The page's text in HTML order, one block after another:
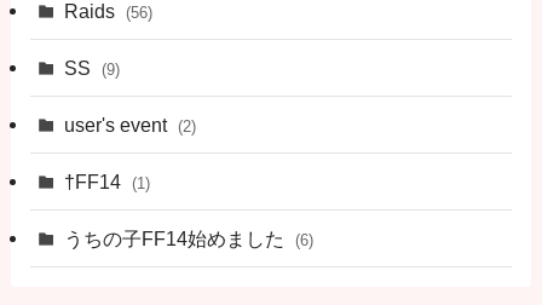
Raids (56)
SS (9)
user's event (2)
†FF14 (1)
うちの子FF14始めました (6)